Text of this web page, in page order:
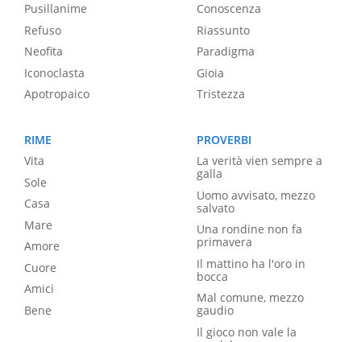
Pusillanime
Refuso
Neofita
Iconoclasta
Apotropaico
Conoscenza
Riassunto
Paradigma
Gioia
Tristezza
RIME
Vita
Sole
Casa
Mare
Amore
Cuore
Amici
Bene
PROVERBI
La verità vien sempre a
galla
Uomo avvisato, mezzo
salvato
Una rondine non fa
primavera
Il mattino ha l'oro in
bocca
Mal comune, mezzo
gaudio
Il gioco non vale la